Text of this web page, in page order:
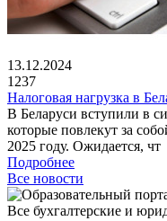
13.12.2024
1237
Налоговая нагрузка в
В Беларуси вступили в
которые повлекут за
2025 году. Ожидается, чт
Подробнее
Все новости
Все бухгалтерские и